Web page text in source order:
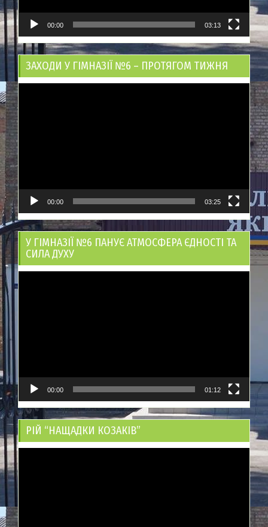
00:00 03:13
ЗАХОДИ У ГІМНАЗІЇ №6 – ПРОТЯГОМ ТИЖНЯ
00:00 03:25
У ГІМНАЗІЇ №6 ПАНУЄ АТМОСФЕРА ЄДНОСТІ ТА
СИЛА ДУХУ
00:00 01:12
РІЙ “НАЩАДКИ КОЗАКІВ”